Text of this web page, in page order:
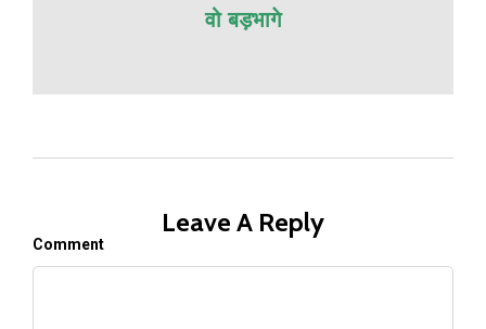
वो बड़भागे
Leave A Reply
Comment